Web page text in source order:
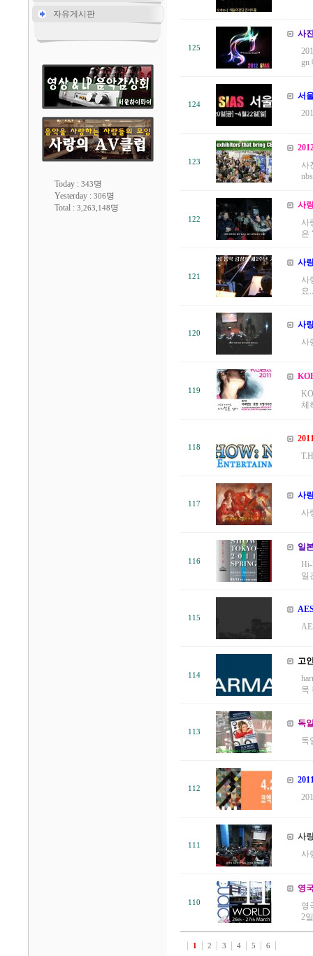
자유게시판
Today : 343명
Yesterday : 306명
Total : 3,263,148명
125
사
gn
124
서
123
사
122
사
사
은
121
사
사
요
120
사
사
119
체
118
117
사
사
116
일
Hi-
일
115
114
고
목
113
독
독
112
111
사
사
110
영
영
2
1 2 3 4 5 6